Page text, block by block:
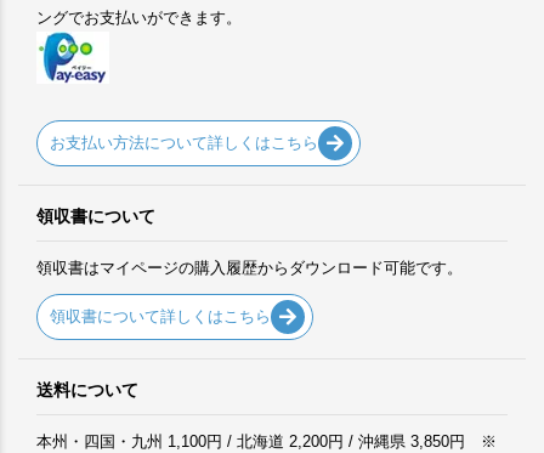
ングでお支払いができます。
お支払い方法について詳しくはこちら
領収書について
領収書はマイページの購入履歴からダウンロード可能です。
領収書について詳しくはこちら
送料について
本州・四国・九州 1,100円 / 北海道 2,200円 / 沖縄県 3,850円 ※